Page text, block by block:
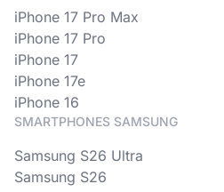
iPhone 17 Pro Max
iPhone 17 Pro
iPhone 17
iPhone 17e
iPhone 16
SMARTPHONES SAMSUNG
Samsung S26 Ultra
Samsung S26